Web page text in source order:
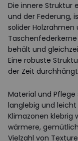
Die innere Struktur
und der Federung,
solider
behält und
Eine robuste
der Zeit
Material und Pflege
langlebig und
Klimazonen klebrig
wärmere,
Vielzahl von